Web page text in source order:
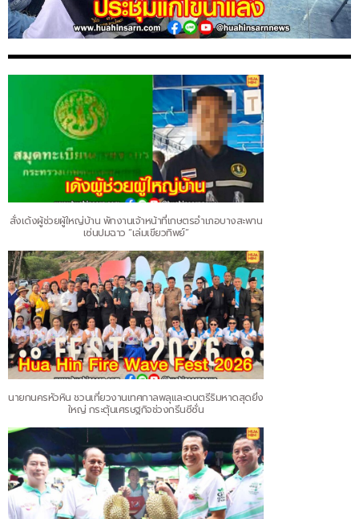
สั่งเด้งผู้ช่วยผู้ใหญ่บ้าน พักงานเจ้าหน้าที่เกษตรอำเภอบางสะพาน
เซ่นปมฉาว “เล่มเขียวทิพย์”
นายกนครหัวหิน ชวนเที่ยวงานเทศกาลพลุและดนตรีริมหาดสุดยิ่ง
ใหญ่ กระตุ้นเศรษฐกิจช่วงกรีนซีซั่น